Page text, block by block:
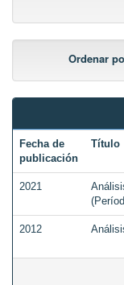
Ordenar
Fecha de
publicación
Título
2021
2012